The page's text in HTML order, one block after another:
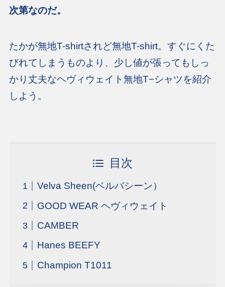
次第なのだ。
たかが無地T-shirtされど無地T-shirt。すぐにくた
びれてしまうものより、少し値が張ってもしっ
かり丈夫なヘヴィウェイト無地T−シャツを紹介
しよう。
目次
Velva Sheen(ベルバシーン）
GOOD WEAR ヘヴィウェイト
CAMBER
Hanes BEEFY
Champion T1011